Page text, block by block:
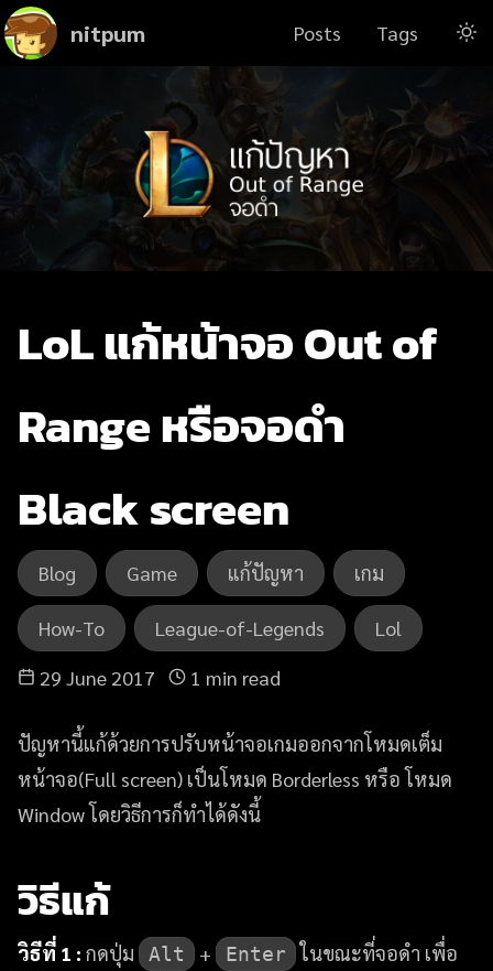
nitpum Posts Tags
LoL แก้หน้าจอ Out of
Range หรือจอดำ
Black screen
Blog Game แก้ปัญหา เกม
How-To League-of-Legends
Lol
29 June 2017
1 min read
ปัญหานี้แก้ด้วยการปรับหน้าจอเกมออกจากโหมดเต็ม
หน้าจอ(Full screen) เป็นโหมด Borderless หรือ โหมด
Window โดยวิธีการก็ทำได้ดังนี้
วิธีแก้
วิธีที่ 1 : กดปุ่ม Alt + Enter
ในขณะที่จอดำ เพื่อ